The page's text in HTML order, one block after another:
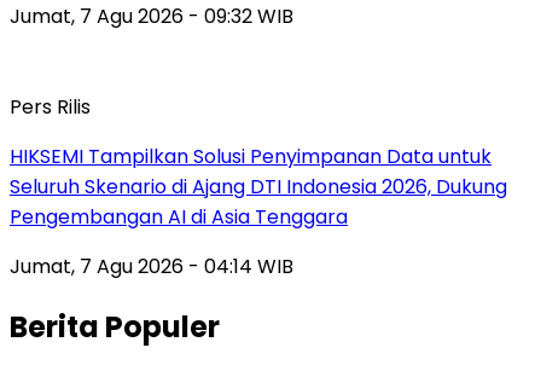
Jumat, 7 Agu 2026 - 09:32 WIB
Pers Rilis
HIKSEMI Tampilkan Solusi Penyimpanan Data untuk
Seluruh Skenario di Ajang DTI Indonesia 2026, Dukung
Pengembangan AI di Asia Tenggara
Jumat, 7 Agu 2026 - 04:14 WIB
Berita Populer